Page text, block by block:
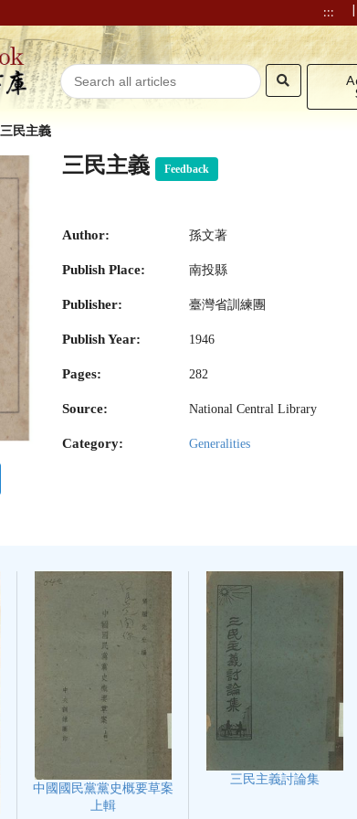
::: |
三民主義
三民主義 Feedback
Author: 孫文著
Publish Place: 南投縣
Publisher: 臺灣省訓練團
Publish Year: 1946
Pages: 282
Source: National Central Library
Category: Generalities
中國國民黨黨史概要草案
上輯
三民主義討論集